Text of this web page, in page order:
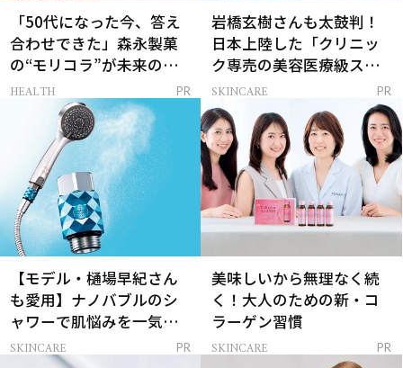
「50代になった今、答え
合わせできた」森永製菓
の“モリコラ”が未来のキ
レイを連れてくる！
HEALTH PR
岩橋玄樹さんも太鼓判！
日本上陸した「クリニッ
ク専売の美容医療級スキ
ンケア」
SKINCARE PR
【モデル・樋場早紀さん
も愛用】ナノバブルのシ
ャワーで肌悩みを一気に
解決
SKINCARE PR
美味しいから無理なく続
く！大人のための新・コ
ラーゲン習慣
SKINCARE PR